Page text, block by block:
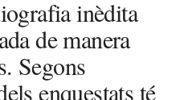
inèdita
de manera
Segons
enquestats té